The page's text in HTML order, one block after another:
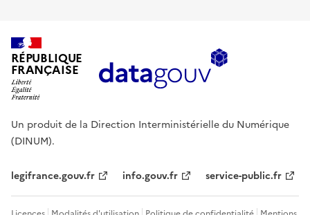
RÉPUBLIQUE
FRANÇAISE
Un produit de la Direction Interministérielle du Numérique
(DINUM).
legifrance.gouv.fr info.gouv.fr service-public.fr